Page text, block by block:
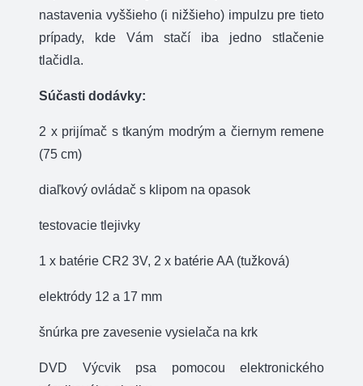
nastavenia vyššieho (i nižšieho) impulzu pre tieto
prípady, kde Vám stačí iba jedno stlačenie
tlačidla.
Súčasti dodávky:
2 x prijímač s tkaným modrým a čiernym remene
(75 cm)
diaľkový ovládač s klipom na opasok
testovacie tlejivky
1 x batérie CR2 3V, 2 x batérie AA (tužková)
elektródy 12 a 17 mm
šnúrka pre zavesenie vysielača na krk
DVD Výcvik psa pomocou elektronického